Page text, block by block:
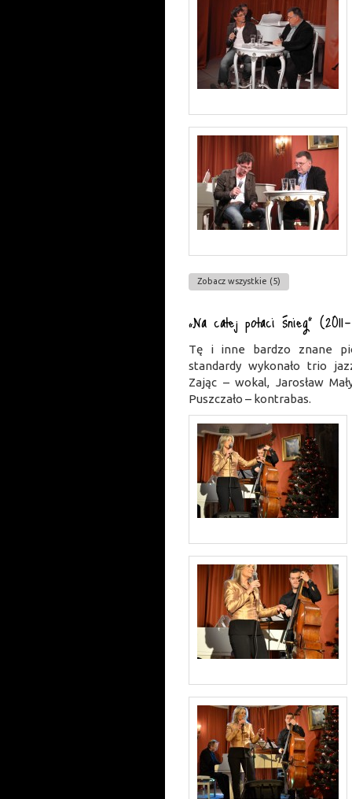
Zobacz wszystkie (5)
„Na całej połaci śnieg”
Tę i inne bardzo znane
standardy wykonało trio
Zając – wokal, Jarosław
Puszczało – kontrabas.